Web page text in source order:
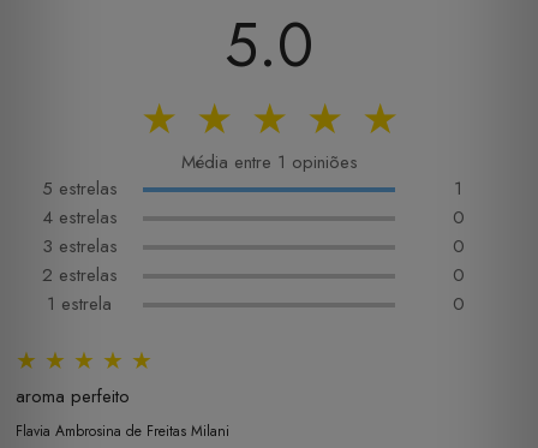
5.0
★
★
★
★
★
Média entre 1 opiniões
5 estrelas
1
4 estrelas
0
3 estrelas
0
2 estrelas
0
1 estrela
0
★
★
★
★
★
aroma perfeito
Flavia Ambrosina de Freitas Milani